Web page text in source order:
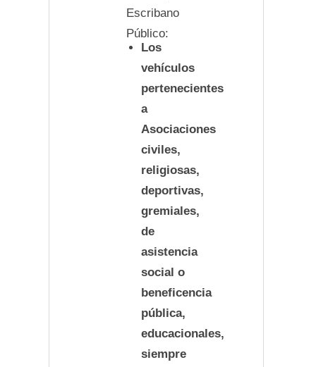
Escribano
Público:
Los
vehículos
pertenecientes
a
Asociaciones
civiles,
religiosas,
deportivas,
gremiales,
de
asistencia
social o
beneficencia
pública,
educacionales,
siempre